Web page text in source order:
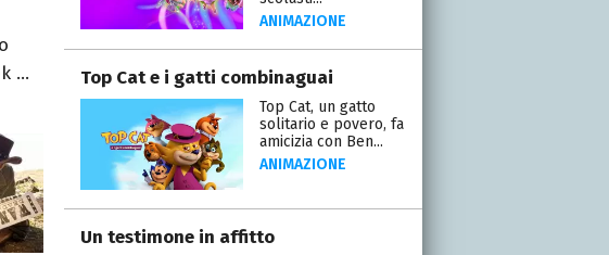
...
ANIMAZIONE
Top Cat e i gatti combinaguai
Top Cat, un gatto
solitario e povero, fa
amicizia con Ben...
ANIMAZIONE
Un testimone in affitto